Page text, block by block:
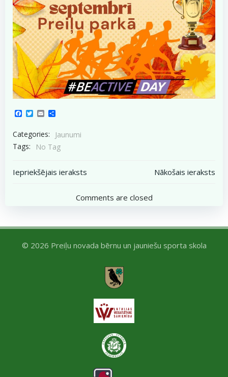
Facebook
Twitter
Email
Categories:
Jaunumi
Tags:
No Tag
Post
navigation
Iepriekšējais ieraksts
navigation
Nākošais ieraksts
Comments are closed
© 2026 Preiļu novada bērnu un jauniešu sporta skola